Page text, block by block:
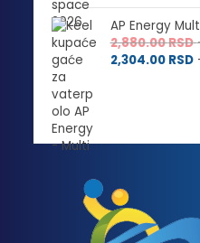
AP Energy
2,880.00RSD
2,304.00 RSD